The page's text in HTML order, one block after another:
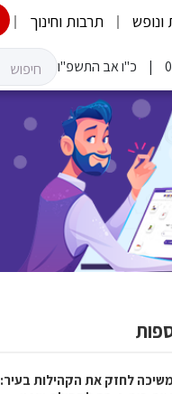
ונופש תרבות וחינוך
כ"ו אב התשפ"ו
לחזק את הקהילות בעיר: